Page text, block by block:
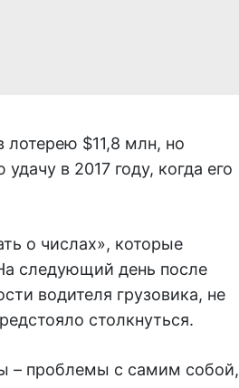
$11,8 млн, но
в 2017 году, когда его
о числах», которые
следующий день после
водителя грузовика, не
столкнуться.
– проблемы с самим собой,